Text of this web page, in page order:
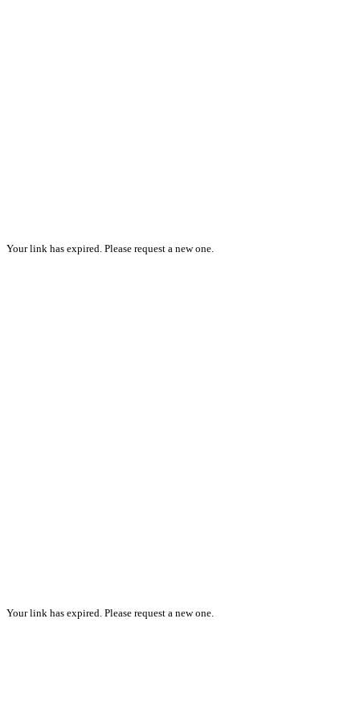
Your link has expired. Please request a new one.
Your link has expired. Please request a new one.